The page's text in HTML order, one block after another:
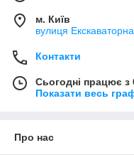
м. Київ
вулиця
Контакти
Сьогодні працює з
Показати весь
Про нас